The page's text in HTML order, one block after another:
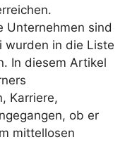
Unternehmen sind
wurden in die Liste
In diesem Artikel
Karriere,
ob er
mittellosen